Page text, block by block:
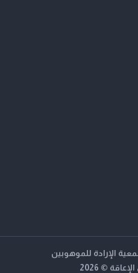
الإرادة للموهوبين
© 2026